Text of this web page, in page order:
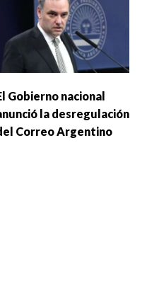
Gobierno nacional
la desregulación
Correo Argentino